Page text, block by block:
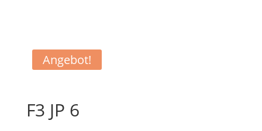
Angebot!
F3 JP 6